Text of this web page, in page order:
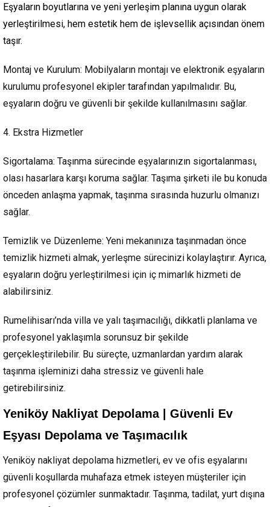
Eşyaların boyutlarına ve yeni yerleşim planına uygun olarak
yerleştirilmesi, hem estetik hem de işlevsellik açısından önem
taşır.
Montaj ve Kurulum: Mobilyaların montajı ve elektronik eşyaların
kurulumu profesyonel ekipler tarafından yapılmalıdır. Bu,
eşyaların doğru ve güvenli bir şekilde kullanılmasını sağlar.
4. Ekstra Hizmetler
Sigortalama: Taşınma sürecinde eşyalarınızın sigortalanması,
olası hasarlara karşı koruma sağlar. Taşıma şirketi ile bu konuda
önceden anlaşma yapmak, taşınma sırasında huzurlu olmanızı
sağlar.
Temizlik ve Düzenleme: Yeni mekanınıza taşınmadan önce
temizlik hizmeti almak, yerleşme sürecinizi kolaylaştırır. Ayrıca,
eşyaların doğru yerleştirilmesi için iç mimarlık hizmeti de
alabilirsiniz.
Rumelihisarı’nda villa ve yalı taşımacılığı, dikkatli planlama ve
profesyonel yaklaşımla sorunsuz bir şekilde
gerçekleştirilebilir. Bu süreçte, uzmanlardan yardım alarak
taşınma işleminizi daha stressiz ve güvenli hale
getirebilirsiniz.
Yeniköy Nakliyat Depolama | Güvenli Ev
Eşyası Depolama ve Taşımacılık
Yeniköy nakliyat depolama hizmetleri, ev ve ofis eşyalarını
güvenli koşullarda muhafaza etmek isteyen müşteriler için
profesyonel çözümler sunmaktadır. Taşınma, tadilat, yurt dışına